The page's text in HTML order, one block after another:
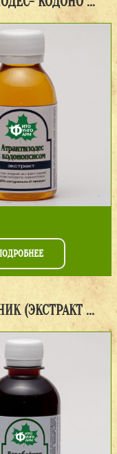
(ЭКСТРАКТ ...